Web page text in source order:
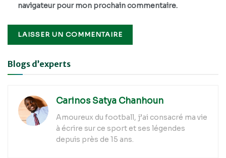
navigateur pour mon prochain commentaire.
Alternative:
Blogs d’experts
Carinos Satya Chanhoun
Amoureux du football, j’ai consacré ma vie
à écrire sur ce sport et ses légendes
depuis près de 15 ans.